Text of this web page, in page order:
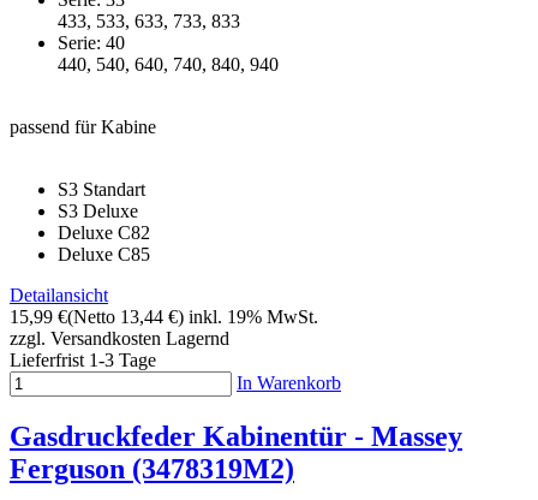
433, 533, 633, 733, 833
Serie: 40
440, 540, 640, 740, 840, 940
passend für Kabine
S3 Standart
S3 Deluxe
Deluxe C82
Deluxe C85
Detailansicht
15,99 €(Netto 13,44 €) inkl. 19% MwSt.
zzgl. Versandkosten Lagernd
Lieferfrist 1-3 Tage
In Warenkorb
Gasdruckfeder Kabinentür - Massey
Ferguson (3478319M2)